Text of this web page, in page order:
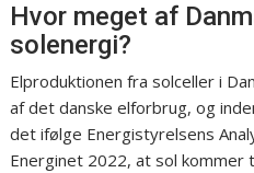
Hvor meget af
solenergi?
Elproduktionen fra solceller i
af det danske elforbrug, og
det ifølge Energistyrelsens
Energinet 2022, at sol kommer